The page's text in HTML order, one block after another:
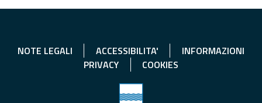
NOTE LEGALI ACCESSIBILITA'
INFORMAZIONI
PRIVACY
COOKIES